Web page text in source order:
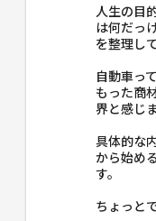
人生の目
は何だっ
を整理し
自動車っ
もった商
界と感じ
具体的な
から始め
す。
ちょっと